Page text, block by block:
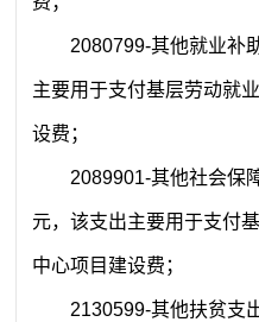
2080799-其他就业补
主要用于支付基层劳动就
设费 ；
2089901-其他社会保
元，该支出主要用于支付
中心项目建设费 ；
2130599-其他扶贫支